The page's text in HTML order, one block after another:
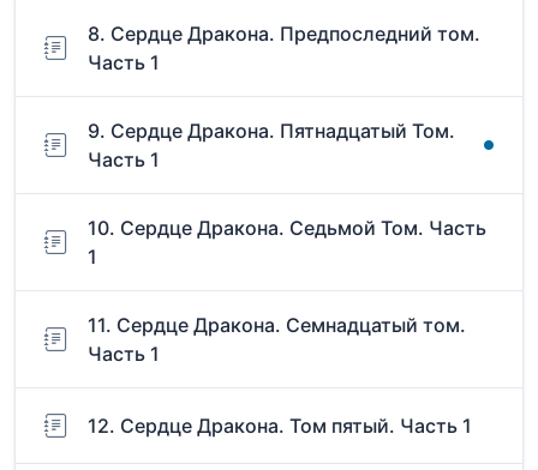
8. Сердце Дракона. Предпоследний том.
Часть 1
9. Сердце Дракона. Пятнадцатый Том.
Часть 1
10. Сердце Дракона. Седьмой Том. Часть
1
11. Сердце Дракона. Семнадцатый том.
Часть 1
12. Сердце Дракона. Том пятый. Часть 1